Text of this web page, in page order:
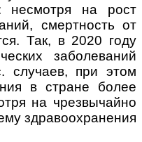
несмотря на рост
смертность от
Так, в 2020 году
заболеваний
случаев, при этом
в стране более
на чрезвычайно
здравоохранения